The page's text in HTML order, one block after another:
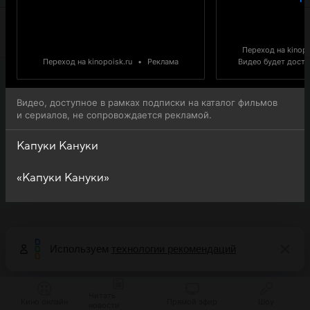
Переход на kinopoisk.ru • Реклама
Переход на
Видео будет
Видео, доступное в рамках подписки на каталог фильмов
и сериалов, не сопровождается рекламой.
Капуки Кануки
«Капуки Кануки»